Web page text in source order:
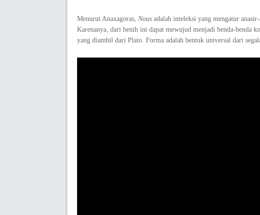
Menurut Anaxagoras, Nous adalah inteleksi yang mengatur
Karenanya, dari benih ini dapat mewujud menjadi benda-benda
yang diambil dari Plato. Forma adalah bentuk universal dari